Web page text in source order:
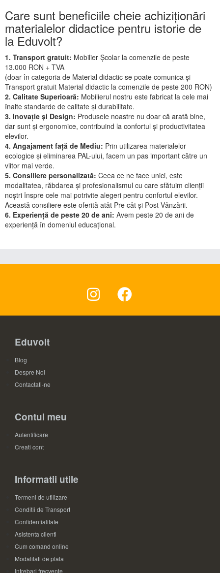
Care sunt beneficiile cheie achiziționări
materialelor didactice pentru istorie de
la Eduvolt?
1. Transport gratuit: Mobilier Școlar la comenzile de peste
13.000 RON + TVA
(doar în categoria de Material didactic se poate comunica și
Transport gratuit Material didactic la comenzile de peste 200 RON)
2. Calitate Superioară: Mobilierul nostru este fabricat la cele mai
înalte standarde de calitate și durabilitate.
3. Inovație și Design: Produsele noastre nu doar că arată bine,
dar sunt și ergonomice, contribuind la confortul și productivitatea
elevilor.
4. Angajament față de Mediu: Prin utilizarea materialelor
ecologice și eliminarea PAL-ului, facem un pas important către un
viitor mai verde.
5. Consiliere personalizată: Ceea ce ne face unici, este
modalitatea, răbdarea și profesionalismul cu care sfătuim clienții
noștri înspre cele mai potrivite alegeri pentru confortul elevilor.
Această consiliere este oferită atât Pre cât și Post Vânzării.
6. Experiență de peste 20 de ani: Avem peste 20 de ani de
experiență în domeniul educațional.
Eduvolt
Blog
Despre Noi
Contactati-ne
Contul meu
Autentificare
Creati cont
Informatii utile
Termeni de utilizare
Conditii de Transport
Confidentialitate
Asistenta clienti
Cum comand online
Modalitati de plata
Intrebari frecvente